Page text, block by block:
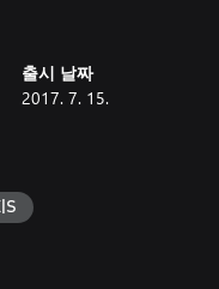
출시 날짜
2017. 7. 15.